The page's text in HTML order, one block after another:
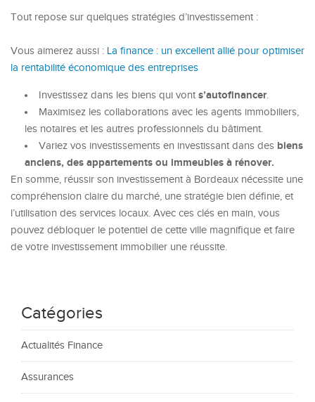
Tout repose sur quelques stratégies d’investissement :
Vous aimerez aussi : La finance : un excellent allié pour optimiser
la rentabilité économique des entreprises
Investissez dans les biens qui vont s’autofinancer.
Maximisez les collaborations avec les agents immobiliers,
les notaires et les autres professionnels du bâtiment.
Variez vos investissements en investissant dans des biens
anciens, des appartements ou immeubles à rénover.
En somme, réussir son investissement à Bordeaux nécessite une
compréhension claire du marché, une stratégie bien définie, et
l’utilisation des services locaux. Avec ces clés en main, vous
pouvez débloquer le potentiel de cette ville magnifique et faire
de votre investissement immobilier une réussite.
Catégories
Actualités Finance
Assurances